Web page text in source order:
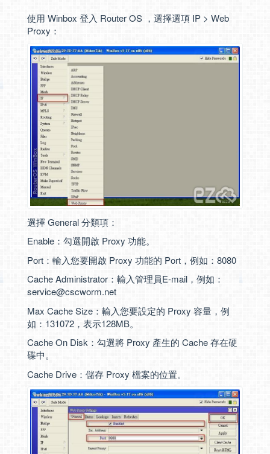
使用 Winbox 登入 Router OS ，選擇選項 IP > Web
Proxy：
選擇 General 分類項：
Enable：勾選開啟 Proxy 功能。
Port：輸入您要開啟 Proxy 功能的 Port，例如：8080
Cache Administrator：輸入管理員E-mail，例如：
service@cscworm.net
Max Cache Size：輸入您要設定的 Proxy 容量，例
如：131072，表示128MB。
Cache On Disk：勾選將 Proxy 產生的 Cache 存在硬
碟中。
Cache Drive：儲存 Proxy 檔案的位置。